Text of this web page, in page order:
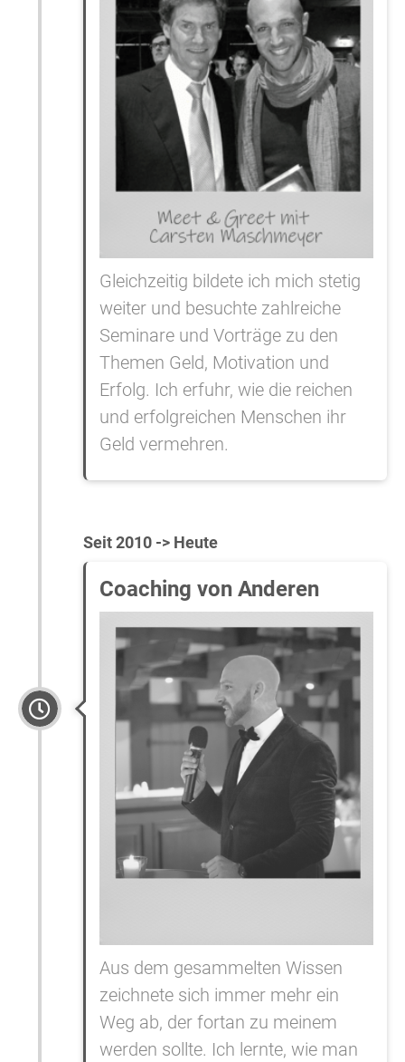
Gleichzeitig bildete ich mich stetig
weiter und besuchte zahlreiche
Seminare und Vorträge zu den
Themen Geld, Motivation und
Erfolg. Ich erfuhr, wie die reichen
und erfolgreichen Menschen ihr
Geld vermehren.
Seit 2010 -> Heute
Coaching von Anderen
Aus dem gesammelten Wissen
zeichnete sich immer mehr ein
Weg ab, der fortan zu meinem
werden sollte. Ich lernte, wie man